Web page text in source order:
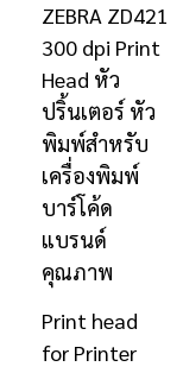
ZEBRA ZD421
300 dpi Print
Head หัว
ปริ้นเตอร์ หัว
พิมพ์สำหรับ
เครื่องพิมพ์
บาร์โค้ด
แบรนด์
คุณภาพ
Print head
for Printer